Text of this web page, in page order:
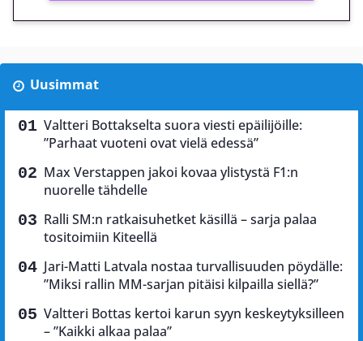
Uusimmat
Valtteri Bottakselta suora viesti epäilijöille:
”Parhaat vuoteni ovat vielä edessä”
Max Verstappen jakoi kovaa ylistystä F1:n
nuorelle tähdelle
Ralli SM:n ratkaisuhetket käsillä – sarja palaa
tositoimiin Kiteellä
Jari-Matti Latvala nostaa turvallisuuden pöydälle:
”Miksi rallin MM-sarjan pitäisi kilpailla siellä?”
Valtteri Bottas kertoi karun syyn keskeytyksilleen
– ”Kaikki alkaa palaa”